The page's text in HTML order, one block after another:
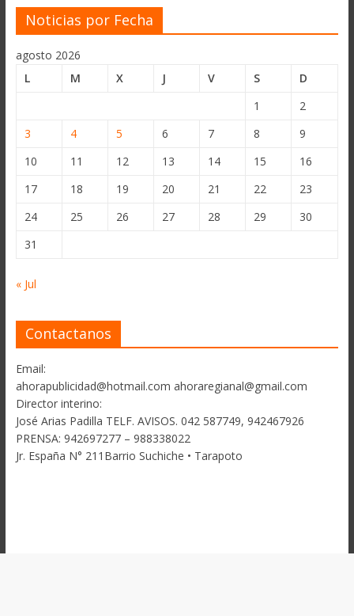
Noticias por Fecha
agosto 2026
L
M X J V S
D
1
2
3
4 5 6 7 8
9
10
11 12 13 14 15
16
17
18 19 20 21 22
23
24
25 26 27 28 29
30
31
« Jul
Contactanos
Email:
ahorapublicidad@hotmail.com ahoraregianal@gmail.com
Director interino:
José Arias Padilla TELF. AVISOS. 042 587749, 942467926
PRENSA: 942697277 – 988338022
Jr. España N° 211Barrio Suchiche • Tarapoto